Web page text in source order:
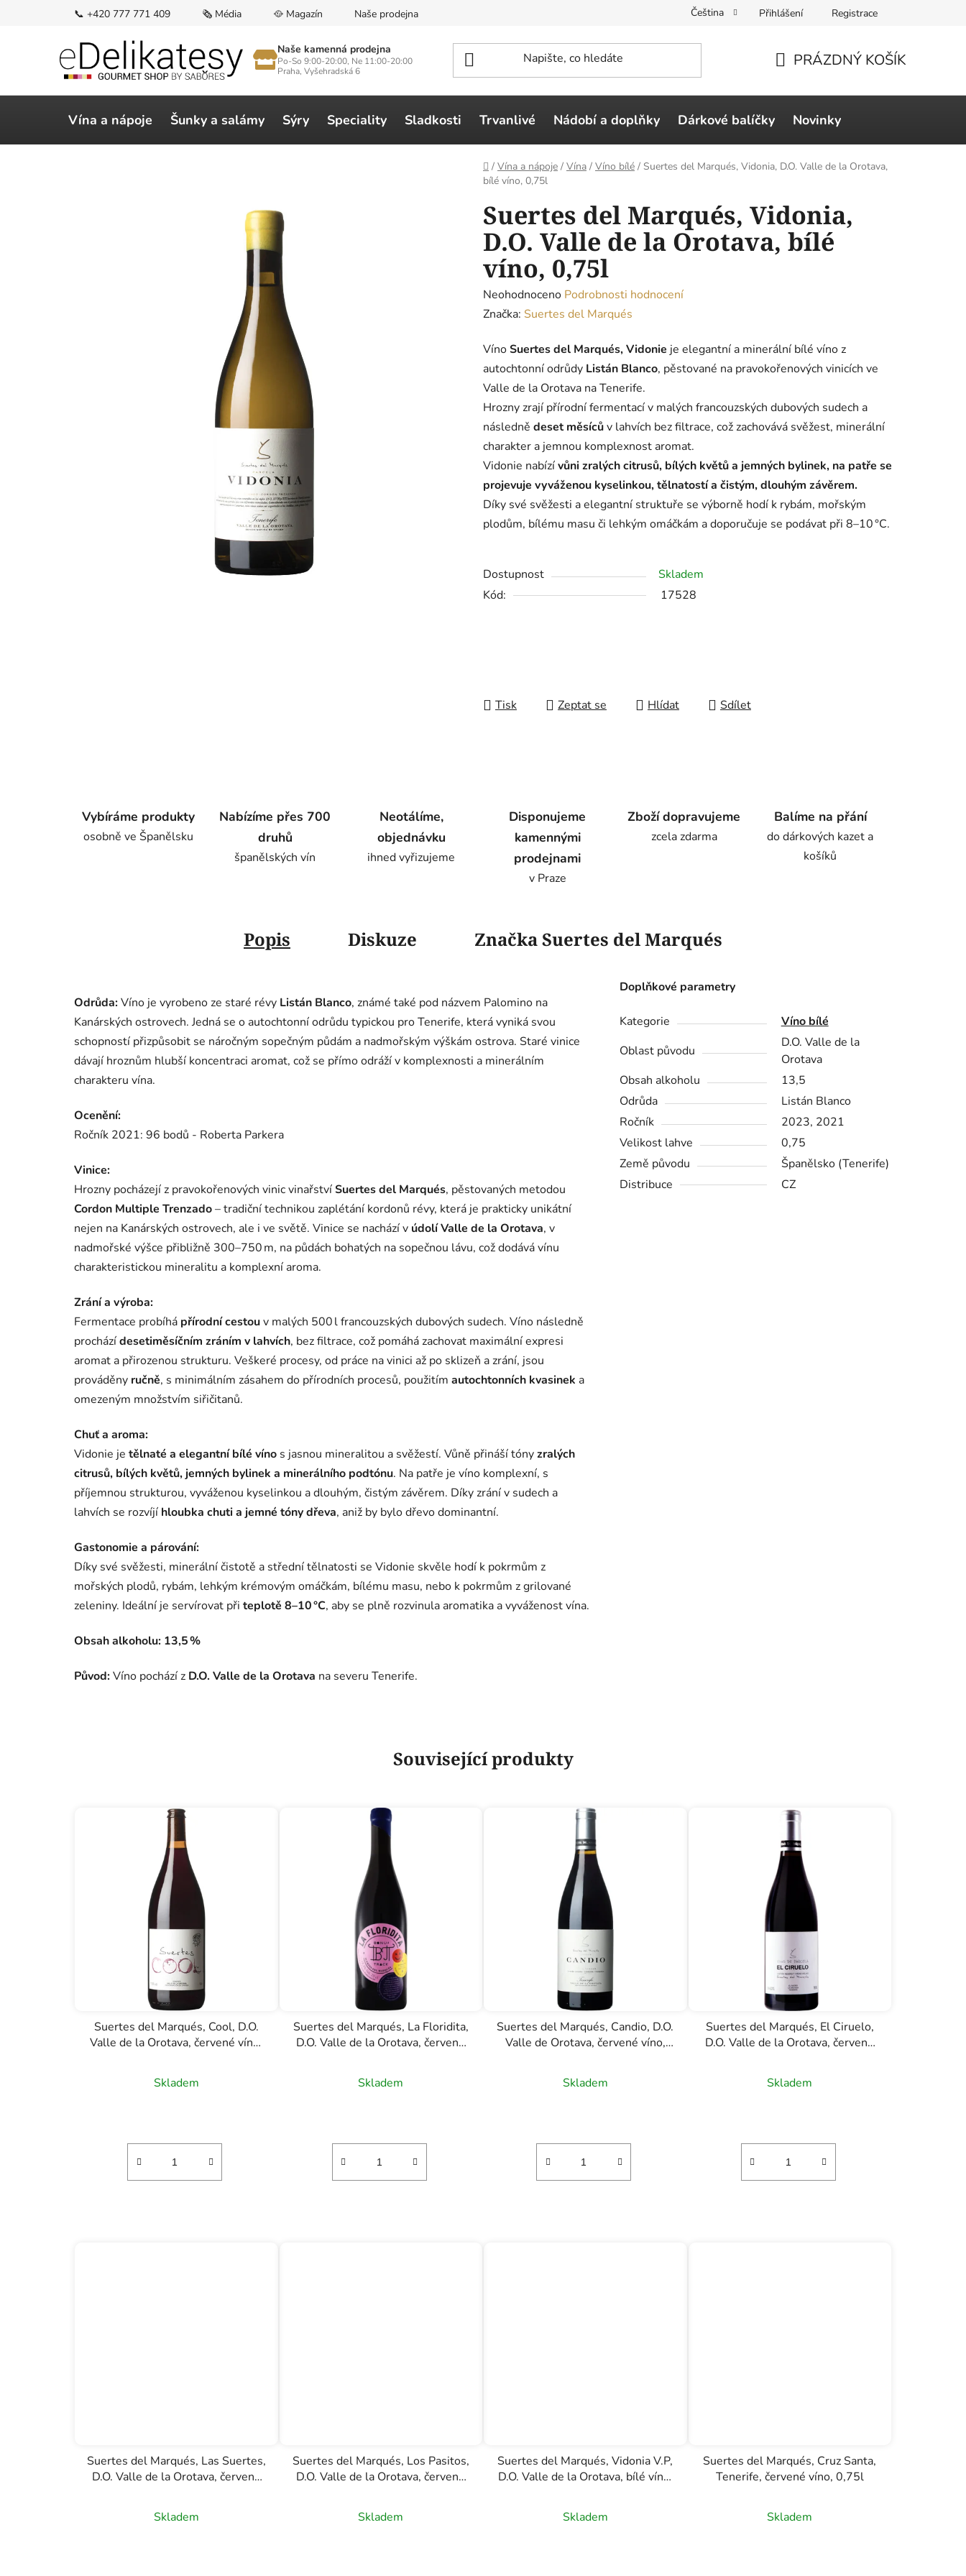
📞 +420 777 771 409 🗞️ Média 🥘 Magazín Naše prodejna Čeština Přihlášení Registrace
Naše kamenná prodejna
Po-So 9:00-20:00, Ne 11:00-20:00
Praha, Vyšehradská 6
KOŠÍK
PRÁZDNÝ KOŠÍK
Vína a nápoje Šunky a salámy Sýry Speciality Sladkosti Trvanlivé Nádobí a doplňky Dárkové balíčky Novinky
Domů
/ Vína a nápoje / Vína / Víno bílé / Suertes del Marqués, Vidonia, D.O. Valle de la Orotava,
bílé víno, 0,75l
Suertes del Marqués, Vidonia,
D.O. Valle de la Orotava, bílé
víno, 0,75l
Průměrné
hodnocení
je
0,0
z
5
hvězdiček.
Neohodnoceno Podrobnosti hodnocení
Značka: Suertes del Marqués
VínoSuertes del Marqués, Vidonie je elegantní a minerální bílé víno z
autochtonní odrůdy Listán Blanco, pěstované na pravokořenových vinicích ve
Valle de la Orotava na Tenerife.
Hrozny zrají přírodní fermentací v malých francouzských dubových sudech a
následně deset měsícův lahvích bez filtrace, což zachovává svěžest, minerální
charakter a jemnou komplexnost aromat.
Vidonie nabízívůni zralých citrusů, bílých květů a jemných bylinek, na patře se
projevuje vyváženou kyselinkou, tělnatostí a čistým, dlouhým závěrem.
Díky své svěžesti a elegantní struktuře se výborně hodí k rybám, mořským
plodům, bílému masu či lehkým omáčkám a doporučuje se podávat při 8–10 °C.
Dostupnost
Skladem
Kód:
17528
Tisk Zeptat se Hlídat Sdílet
Vybíráme produkty
osobně ve Španělsku
Nabízíme přes 700
druhů
španělských vín
Neotálíme,
objednávku
ihned vyřizujeme
Disponujeme
kamennými
prodejnami
v Praze
Zboží dopravujeme
zcela zdarma
Balíme na přání
do dárkových kazet a
košíků
Popis Diskuze ZnačkaSuertes del Marqués
Odrůda:Víno je vyrobeno ze staré révy Listán Blanco, známé také pod názvem Palomino na
Kanárských ostrovech. Jedná se o autochtonní odrůdu typickou pro Tenerife, která vyniká svou
schopností přizpůsobit se náročným sopečným půdám a nadmořským výškám ostrova. Staré vinice
dávají hroznům hlubší koncentraci aromat, což se přímo odráží v komplexnosti a minerálním
charakteru vína.
Ocenění:
Ročník 2021: 96 bodů - Roberta Parkera
Vinice:
Hrozny pocházejí z pravokořenových vinic vinařstvíSuertes del Marqués, pěstovaných metodou
Cordon Multiple Trenzado– tradiční technikou zaplétání kordonů révy, která je prakticky unikátní
nejen na Kanárských ostrovech, ale i ve světě. Vinice se nachází v údolí Valle de la Orotava, v
nadmořské výšce přibližně 300–750 m, na půdách bohatých na sopečnou lávu, což dodává vínu
charakteristickou mineralitu a komplexní aroma.
Zrání a výroba:
Fermentace probíhá přírodní cestouv malých 500 l francouzských dubových sudech. Víno následně
procházídesetiměsíčním zráním v lahvích, bez filtrace, což pomáhá zachovat maximální expresi
aromat a přirozenou strukturu. Veškeré procesy, od práce na vinici až po sklizeň a zrání, jsou
prováděny ručně, s minimálním zásahem do přírodních procesů, použitím autochtonních kvasinek a
omezeným množstvím siřičitanů.
Chuť a aroma:
Vidonie je tělnaté a elegantní bílé víno s jasnou mineralitou a svěžestí. Vůně přináší tónyzralých
citrusů, bílých květů, jemných bylinek a minerálního podtónu. Na patře je víno komplexní, s
příjemnou strukturou, vyváženou kyselinkou a dlouhým, čistým závěrem. Díky zrání v sudech a
lahvích se rozvíjí hloubka chuti a jemné tóny dřeva, aniž by bylo dřevo dominantní.
Gastonomie a párování:
Díky své svěžesti, minerální čistotě a střední tělnatosti se Vidonie skvěle hodí k pokrmům z
mořských plodů, rybám, lehkým krémovým omáčkám, bílému masu, nebo k pokrmům z grilované
zeleniny. Ideální je servírovat při teplotě 8–10 °C, aby se plně rozvinula aromatika a vyváženost vína.
Obsah alkoholu: 13,5 %
Původ:Víno pochází z D.O. Valle de la Orotava na severu Tenerife.
Doplňkové parametry
Kategorie
Víno bílé
Oblast původu
D.O. Valle de la
Orotava
Obsah alkoholu
13,5
Odrůda
Listán Blanco
Ročník
2023, 2021
Velikost lahve
0,75
Země původu
Španělsko (Tenerife)
Distribuce
CZ
Související produkty
Suertes del Marqués, Cool, D.O.
Valle de la Orotava, červené víno,
Skladem
Suertes del Marqués, La Floridita,
D.O. Valle de la Orotava, červené
Skladem
Suertes del Marqués, Candio, D.O.
Valle de Orotava, červené víno,
Skladem
Suertes del Marqués, El Ciruelo,
D.O. Valle de la Orotava, červené
Skladem
Suertes del Marqués, Las Suertes,
D.O. Valle de la Orotava, červené
Skladem
Suertes del Marqués, Los Pasitos,
D.O. Valle de la Orotava, červené
Skladem
Suertes del Marqués, Vidonia V.P,
D.O. Valle de la Orotava, bílé víno,
Skladem
Suertes del Marqués, Cruz Santa,
Tenerife, červené víno, 0,75l
Skladem